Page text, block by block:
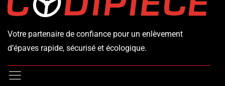
Votre partenaire de confiance pour un enlèvement
d’épaves rapide, sécurisé et écologique.